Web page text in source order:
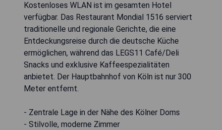
Kostenloses WLAN ist im gesamten Hotel
verfügbar. Das Restaurant Mondial 1516 serviert
traditionelle und regionale Gerichte, die eine
Entdeckungsreise durch die deutsche Küche
ermöglichen, während das LEGS11 Café/Deli
Snacks und exklusive Kaffeespezialitäten
anbietet. Der Hauptbahnhof von Köln ist nur 300
Meter entfernt.
- Zentrale Lage in der Nähe des Kölner Doms
- Stilvolle, moderne Zimmer